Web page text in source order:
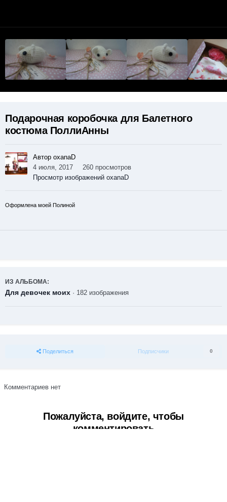
Подарочная коробочка для Балетного
костюма ПоллиАнны
Автор oxanaD
4 июля, 2017
260 просмотров
Просмотр изображений oxanaD
Оформлена моей Полиной
ИЗ АЛЬБОМА:
Для девочек моих · 182 изображения
Поделиться Подписчики 0
Комментариев нет
Пожалуйста, войдите, чтобы
комментировать